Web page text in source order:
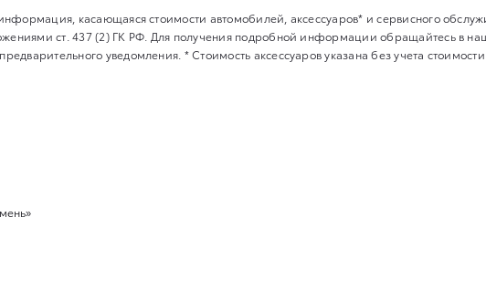
касающаяся стоимости автомобилей, аксессуаров* и сервисного
ст. 437 (2) ГК РФ. Для получения подробной информации обращайтесь в
уведомления. * Стоимость аксессуаров указана без учета стоимости